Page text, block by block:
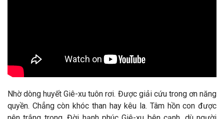
Nhờ dòng huyết Giê-xu tuôn rơi. Được giải cứu trong ơn năng
quyền. Chẳng còn khóc than hay kêu la. Tâm hồn con được